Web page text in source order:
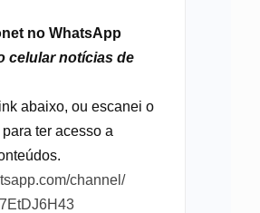
no WhatsApp
celular notícias de
abaixo, ou escanei o
ter acesso a
channel/